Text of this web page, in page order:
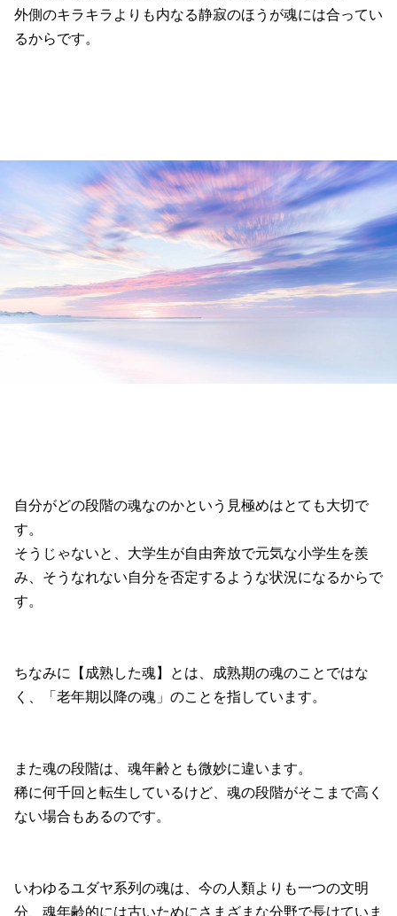
外側のキラキラよりも内なる静寂のほうが魂には合ってい
るからです。
自分がどの段階の魂なのかという見極めはとても大切で
す。
そうじゃないと、大学生が自由奔放で元気な小学生を羨
み、そうなれない自分を否定するような状況になるからで
す。
ちなみに【成熟した魂】とは、成熟期の魂のことではな
く、「老年期以降の魂」のことを指しています。
また魂の段階は、魂年齢とも微妙に違います。
稀に何千回と転生しているけど、魂の段階がそこまで高く
ない場合もあるのです。
いわゆるユダヤ系列の魂は、今の人類よりも一つの文明
分、魂年齢的には古いためにさまざまな分野で長けていま